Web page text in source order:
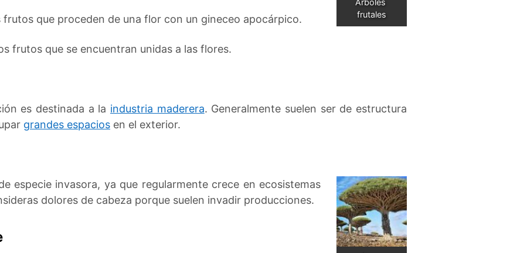
Arboles
frutales
frutos que proceden de una flor con un gineceo apocárpico.
frutos que se encuentran unidas a las flores.
es destinada a la industria maderera. Generalmente suelen ser de estructura
grandes espacios en el exterior.
especie invasora, ya que regularmente crece en ecosistemas
dolores de cabeza porque suelen invadir producciones.